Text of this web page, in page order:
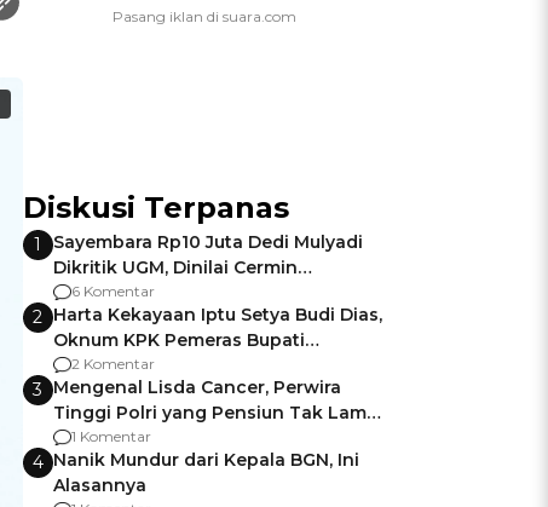
Diskusi Terpanas
1
Sayembara Rp10 Juta Dedi Mulyadi
Dikritik UGM, Dinilai Cermin
Gagalnya Negara Jamin Keamanan
6 Komentar
2 Harta Kekayaan Iptu Setya Budi Dias,
Oknum KPK Pemeras Bupati
Pemalang
2 Komentar
3 Mengenal Lisda Cancer, Perwira
Tinggi Polri yang Pensiun Tak Lama
Usai Jadi Brigjen
1 Komentar
4 Nanik Mundur dari Kepala BGN, Ini
Alasannya